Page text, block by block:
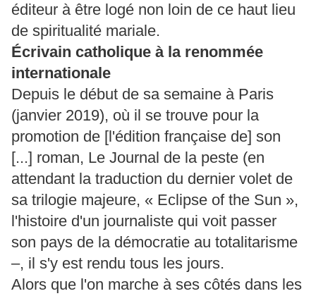
éditeur à être logé non loin de ce haut lieu
de spiritualité mariale.
Écrivain catholique à la renommée
internationale
Depuis le début de sa semaine à Paris
(janvier 2019), où il se trouve pour la
promotion de [l'édition française de] son
[...] roman, Le Journal de la peste (en
attendant la traduction du dernier volet de
sa trilogie majeure, « Eclipse of the Sun »,
l'histoire d'un journaliste qui voit passer
son pays de la démocratie au totalitarisme
–, il s'y est rendu tous les jours.
Alors que l'on marche à ses côtés dans les